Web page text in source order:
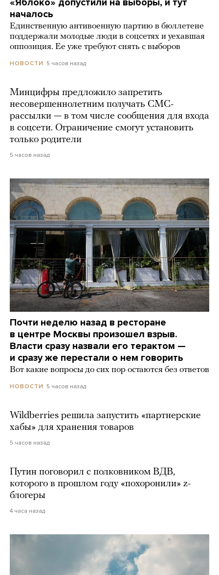
началось
Единственную антивоенную партию в бюллетене
поддержали молодые люди в соцсетях и уехавшая
оппозиция. Ее уже требуют снять с выборов
НОВОСТИ 5 часов назад
Минцифры предложило запретить
несовершеннолетним получать СМС-
рассылки — в том числе сообщения для входа
в соцсети. Ограничение смогут установить
только родители
5 часов назад
Почти неделю назад в ресторане
в центре Москвы произошел взрыв.
Власти сразу назвали его терактом —
и сразу же перестали о нем говорить
Вот какие вопросы до сих пор остаются без ответов
НОВОСТИ 5 часов назад
Wildberries решила запустить «партнерские
хабы» для хранения товаров
5 часов назад
Путин поговорил с полковником ВДВ,
которого в прошлом году «похоронили» z-
блогеры
4 часа назад